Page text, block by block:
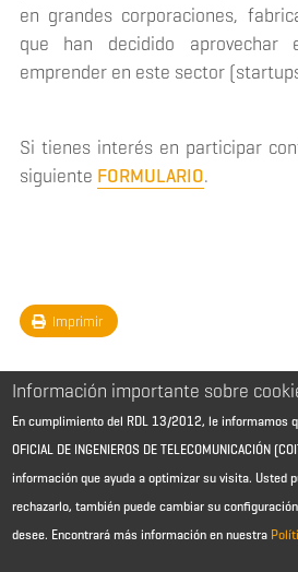
en grandes corporaciones,
que han decidido aprovechar
emprender en este sector
Si tienes interés en participar
siguiente FORMULARIO.
Imprimir
Aviso Legal - Información general
Información importante sobre
En cumplimiento del RDL 13/2012, le informamos
OFICIAL DE INGENIEROS DE TELECOMUNICACIÓN
información que ayuda a optimizar su visita. Usted
rechazarlo, también puede cambiar su
desee. Encontrará más información en nuestra